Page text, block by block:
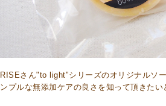
RISEさん"to light"シリーズのオリジナルソ
ンプルな無添加ケアの良さを知って頂きたい